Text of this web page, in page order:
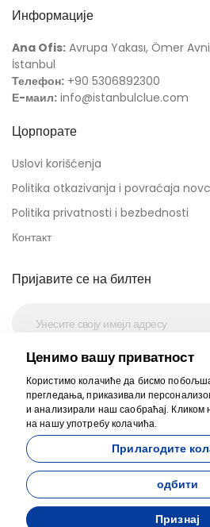
Информације
Ana Ofis: Avrupa Yakası, Ömer
İstanbul
Телефон: +90 5306892300
Е-маил: info@istanbulclue.com
Цорпорате
Uslovi korišćenja
Politika otkazivanja i povraćaja
Politika privatnosti i bezbednosti
Контакт
Пријавите се на билтен
Развијен од
Ценимо вашу приватност
Користимо колачиће да бисмо
прегледања, приказивали
и анализирали наш саобраћај. Кликом
на нашу употребу колачића.
Прилагодите
одбити
Признај